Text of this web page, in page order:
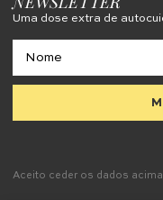
Uma dose extra de
Aceito ceder os dados